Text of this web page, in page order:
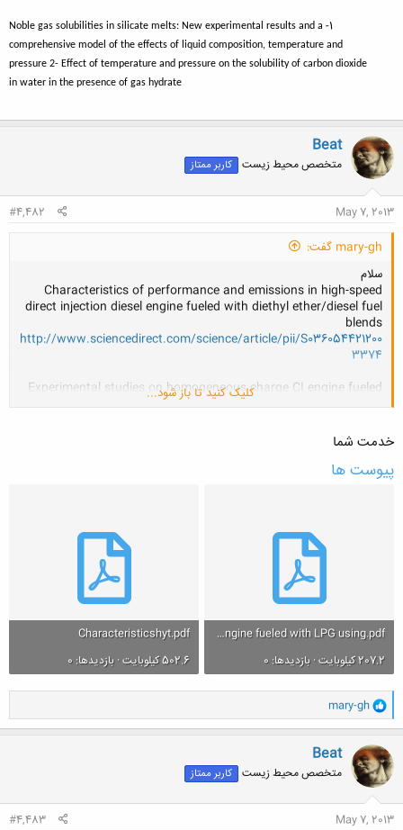
1-
Noble gas solubilities in silicate melts: New experimental results and a
comprehensive model of the effects of liquid composition, temperature and
pressure 2- Effect of temperature and pressure on the solubility of carbon dioxide
in water in the presence of gas hydrate
Beat
متخصص محیط زیست کاربر ممتاز
May 7, 2013
#4,482
mary-gh گفت:
سلام
Characteristics of performance and emissions in high-speed
direct injection diesel engine fueled with diethyl ether/diesel fuel
blends
http://www.sciencedirect.com/science/article/pii/S036054421200
3374
Experimental studies on homogeneous charge CI engine fueled
http://www.sciencedirect.com/science/article/pii/S0960148106002
552
کلیک کنید تا باز شود...
خدمت شما
پیوست ها
Experimental studies on homogeneous charge CI engine fueled with LPG using.pdf
207.2 کیلوبایت · بازدیدها: 0
Characteristicshyt.pdf
502.6 کیلوبایت · بازدیدها: 0
و
ا
ک
ن
ش
ه
ا
mary-gh
Beat
متخصص محیط زیست کاربر ممتاز
May 7, 2013
#4,483